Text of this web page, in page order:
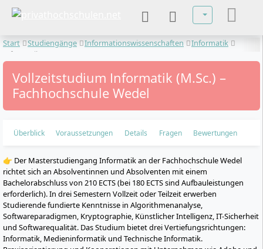
Sprache
Start Studiengänge Informationswissenschaften
Informatik
Informatik
Vollzeitstudium Informatik (M.Sc.) –
Fachhochschule Wedel
Überblick Voraussetzungen Details Fragen Bewertungen
👉 Der Masterstudiengang Informatik an der Fachhochschule Wedel
richtet sich an Absolventinnen und Absolventen mit einem
Bachelorabschluss von 210 ECTS (bei 180 ECTS sind Aufbauleistungen
erforderlich). In drei Semestern Vollzeit oder Teilzeit erwerben
Studierende fundierte Kenntnisse in Algorithmenanalyse,
Softwareparadigmen, Kryptographie, Künstlicher Intelligenz, IT-Sicherheit
und Softwarequalität. Das Studium bietet drei Vertiefungsrichtungen:
Informatik, Medieninformatik und Technische Informatik.